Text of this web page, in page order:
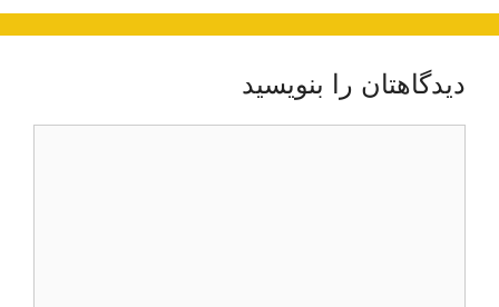
دیدگاهتان را بنویسید